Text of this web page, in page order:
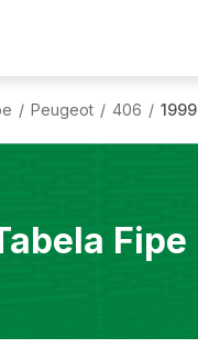
/ Peugeot / 406 / 1999
Fipe